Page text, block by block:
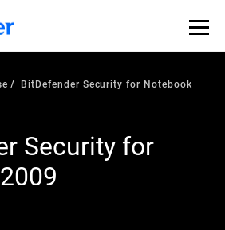
BitDefender Security for Notebook
Security for